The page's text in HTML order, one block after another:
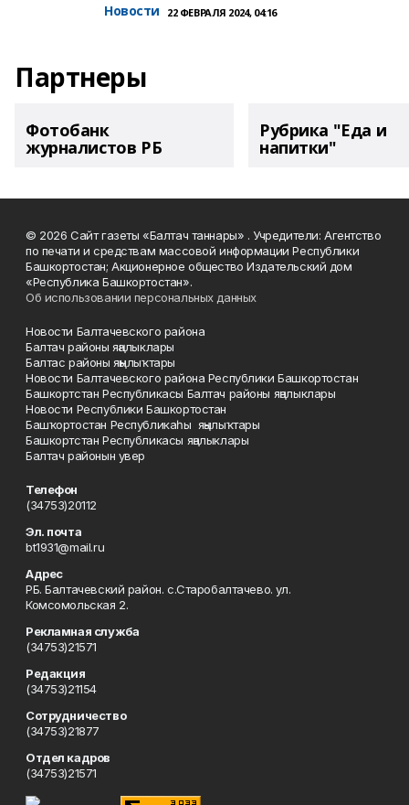
Новости 22 ФЕВРАЛЯ 2024, 04:16
Партнеры
Фотобанк
журналистов РБ
Рубрика "Еда и
напитки"
© 2026 Сайт газеты «Балтач таннары» . Учредители: Агентство
по печати и средствам массовой информации Республики
Башкортостан; Акционерное общество Издательский дом
«Республика Башкортостан».
Об использовании персональных данных
Новости Балтачевского района
Балтач районы яңалыклары
Балтас районы яңылыҡтары
Новости Балтачевского района Республики Башкортостан
Башкортстан Республикасы Балтач районы яңалыклары
Новости Республики Башкортостан
Башҡортостан Республикаһы яңылыҡтары
Башкортстан Республикасы яңалыклары
Балтач районын увер
Телефон
(34753)20112
Эл. почта
bt1931@mail.ru
Адрес
РБ. Балтачевский район. с.Старобалтачево. ул.
Комсомольская 2.
Рекламная служба
(34753)21571
Редакция
(34753)21154
Сотрудничество
(34753)21877
Отдел кадров
(34753)21571